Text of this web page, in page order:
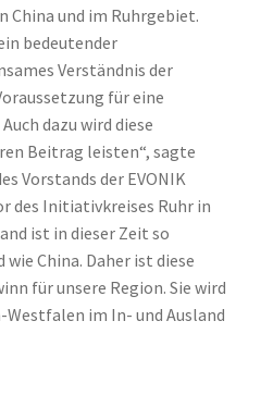
China und im Ruhrgebiet.
bedeutender
Verständnis der
für eine
dazu wird diese
Beitrag leisten“, sagte
Vorstands der EVONIK
des Initiativkreises Ruhr in
ist in dieser Zeit so
China. Daher ist diese
für unsere Region. Sie wird
Westfalen im In- und Ausland